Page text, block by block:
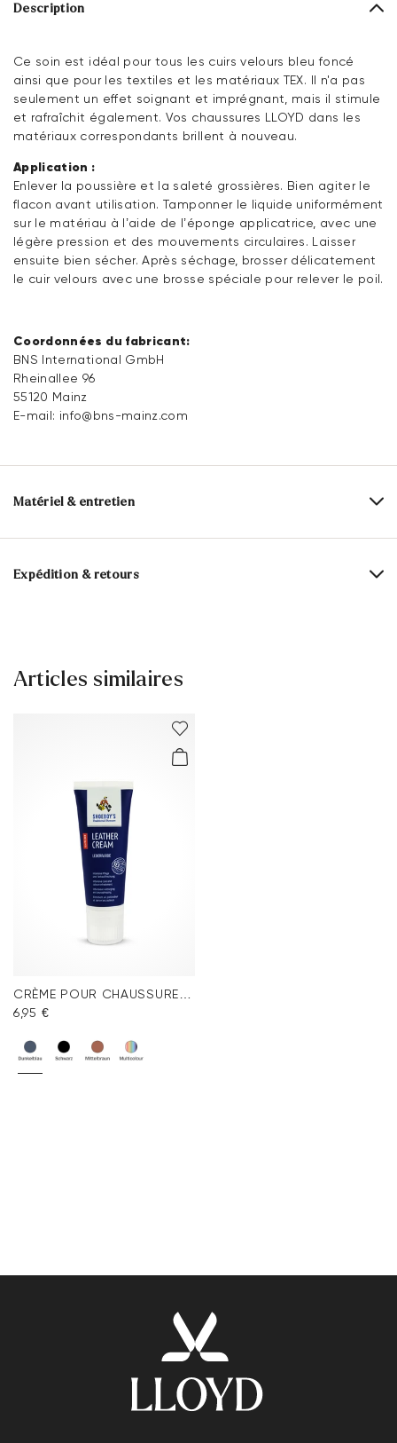
Description
Ce soin est idéal pour tous les cuirs velours bleu foncé
ainsi que pour les textiles et les matériaux TEX. Il n'a pas
seulement un effet soignant et imprégnant, mais il stimule
et rafraîchit également. Vos chaussures LLOYD dans les
matériaux correspondants brillent à nouveau.
Application :
Enlever la poussière et la saleté grossières. Bien agiter le
flacon avant utilisation. Tamponner le liquide uniformément
sur le matériau à l’aide de l’éponge applicatrice, avec une
légère pression et des mouvements circulaires. Laisser
ensuite bien sécher. Après séchage, brosser délicatement
le cuir velours avec une brosse spéciale pour relever le poil.
Coordonnées du fabricant:
BNS International GmbH
Rheinallee 96
55120 Mainz
E-mail: info@bns-mainz.com
Matériel & entretien
Contenu: 75 ml
Expédition & retours
seulement
Service client - Formulaire de contact
Foire aux questions
Articles similaires
6,95 €